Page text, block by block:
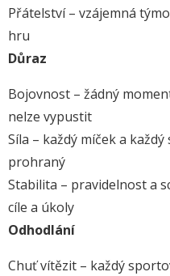
Přátelství – vzájemná
hru
Důraz
Bojovnost – žádný
nelze vypustit
Síla – každý míček a
prohraný
Stabilita – pravidelnost a
cíle a úkoly
Odhodlání
Chuť vítězit – každý